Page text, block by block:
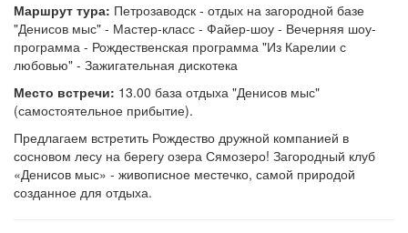
Маршрут тура: Петрозаводск - отдых на загородной базе
"Денисов мыс" - Мастер-класс - Файер-шоу - Вечерняя шоу-
программа - Рождественская программа "Из Карелии с
любовью" - Зажигательная дискотека
Место встречи: 13.00 база отдыха "Денисов мыс"
(самостоятельное прибытие).
Предлагаем встретить Рождество дружной компанией в
сосновом лесу на берегу озера Сямозеро! Загородный клуб
«Денисов мыс» - живописное местечко, самой природой
созданное для отдыха.